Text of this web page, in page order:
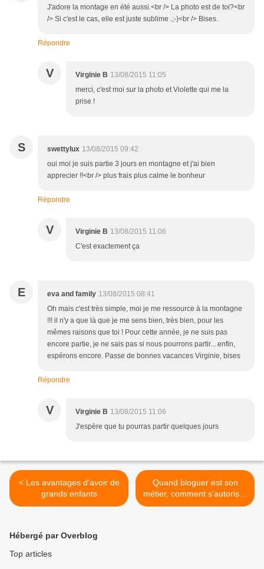
J'adore la montage en été aussi.<br /> La photo est de toi?<br
/> Si c'est le cas, elle est juste sublime .;-)<br /> Bises.
Répondre
V Virginie B 13/08/2015 11:05
merci, c'est moi sur la photo et Violette qui me la
prise !
S swettylux 13/08/2015 09:42
oui moi je suis partie 3 jours en montagne et j'ai bien
apprecier !!<br /> plus frais plus calme le bonheur
Répondre
V Virginie B 13/08/2015 11:06
C'est exactement ça
E eva and family 13/08/2015 08:41
Oh mais c'est très simple, moi je me ressource à la montagne
!!! il n'y a que là que je me sens bien, très bien, pour les
mêmes raisons que toi ! Pour cette année, je ne suis pas
encore partie, je ne sais pas si nous pourrons partir... enfin,
espérons encore. Passe de bonnes vacances Virginie, bises
Répondre
V Virginie B 13/08/2015 11:06
J'espère que tu pourras partir quelques jours
< Les avantages d'avoir de
grands enfants
Quand bloguer est son
métier, comment s'autoriser
des vacances ? >
Hébergé par Overblog
Top articles